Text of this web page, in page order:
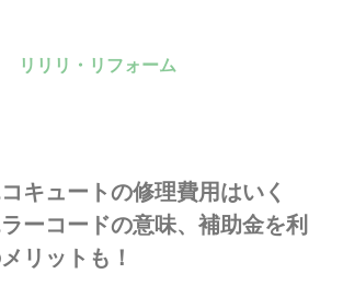
リリリ・リフォーム
キュートの修理費用はいく
ーコードの意味、補助金を利
リットも！